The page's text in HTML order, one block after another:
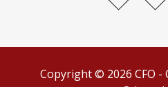
Facebook Instagram
Copyright © 2026 CFO -